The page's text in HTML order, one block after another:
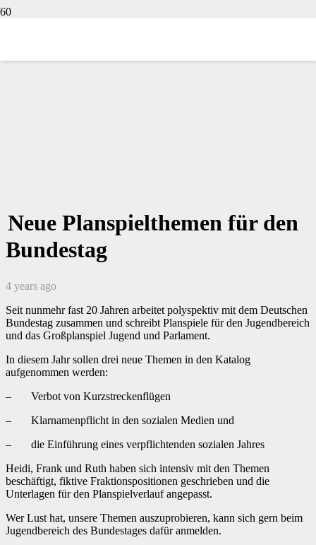
Neue Planspielthemen für den
Bundestag
4 years ago
Seit nunmehr fast 20 Jahren arbeitet polyspektiv mit dem Deutschen
Bundestag zusammen und schreibt Planspiele für den Jugendbereich
und das Großplanspiel Jugend und Parlament.
In diesem Jahr sollen drei neue Themen in den Katalog
aufgenommen werden:
– Verbot von Kurzstreckenflügen
– Klarnamenpflicht in den sozialen Medien und
– die Einführung eines verpflichtenden sozialen Jahres
Heidi, Frank und Ruth haben sich intensiv mit den Themen
beschäftigt, fiktive Fraktionspositionen geschrieben und die
Unterlagen für den Planspielverlauf angepasst.
Wer Lust hat, unsere Themen auszuprobieren, kann sich gern beim
Jugendbereich des Bundestages dafür anmelden.